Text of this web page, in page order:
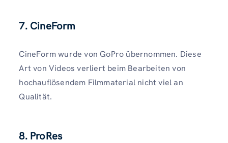
7. CineForm
CineForm wurde von GoPro übernommen. Diese
Art von Videos verliert beim Bearbeiten von
hochauflösendem Filmmaterial nicht viel an
Qualität.
8. ProRes